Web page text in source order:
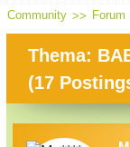
Community Forum
Thema:
(17